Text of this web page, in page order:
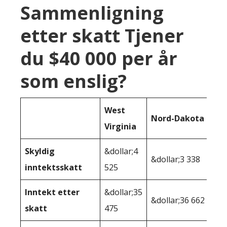
Sammenligning
etter skatt Tjener
du $40 000 per år
som enslig?
West
Virginia
Nord-Dakota
Skyldig
inntektsskatt
&dollar;4
525
&dollar;3 338
Inntekt etter
skatt
&dollar;35
475
&dollar;36 662